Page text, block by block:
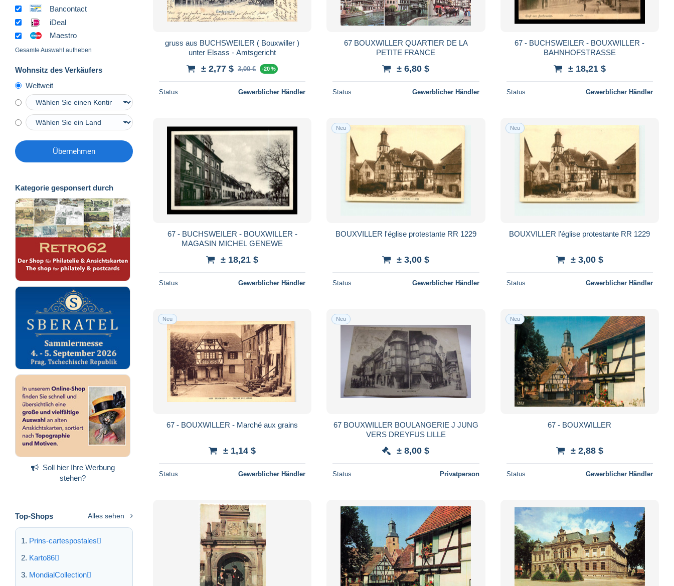
Bancontact
iDeal
Maestro
Gesamte Auswahl aufheben
Wohnsitz des Verkäufers
Weltweit
Übernehmen
Kategorie gesponsert durch
Soll hier Ihre Werbung
stehen?
Top-Shops Alles sehen
Prins-cartespostales
Karto86
MondialCollection
gruss aus BUCHSWEILER ( Bouxwiller )
unter Elsass - Amtsgericht
± 2,77 $ 3,00 € -20 %
Status Gewerblicher Händler
67 BOUXWILLER QUARTIER DE LA
PETITE FRANCE
± 6,80 $
Status Gewerblicher Händler
67 - BUCHSWEILER - BOUXWILLER -
BAHNHOFSTRASSE
± 18,21 $
Status Gewerblicher Händler
67 - BUCHSWEILER - BOUXWILLER -
MAGASIN MICHEL GENEWE
± 18,21 $
Status Gewerblicher Händler
Neu
BOUXVILLER l'église protestante RR 1229
± 3,00 $
Status Gewerblicher Händler
Neu
BOUXVILLER l'église protestante RR 1229
± 3,00 $
Status Gewerblicher Händler
Neu
67 - BOUXWILLER - Marché aux grains
± 1,14 $
Status Gewerblicher Händler
Neu
67 BOUXWILLER BOULANGERIE J JUNG
VERS DREYFUS LILLE
± 8,00 $
Status Privatperson
Neu
67 - BOUXWILLER
± 2,88 $
Status Gewerblicher Händler